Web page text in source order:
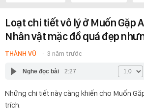
Loạt chi tiết vô lý ở Muốn Gặp
Nhân vật mặc đồ quá đẹp
THÀNH VŨ 3 năm trước
Nghe đọc bài 2:27
Những chi tiết này càng khiến cho Muốn
trích.